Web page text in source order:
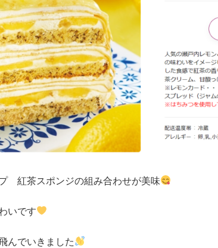
紅茶スポンジの組み合わせが美味
いです
んでいきました